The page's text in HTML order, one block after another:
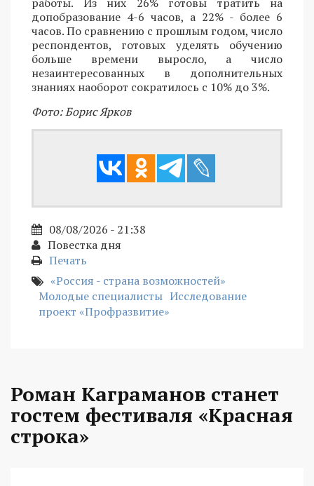
допобразование 4-6 часов, а 22% - более 6
часов. По сравнению с прошлым годом, число
респондентов, готовых уделять обучению
больше времени выросло, а число
незаинтересованных в дополнительных
знаниях наоборот сократилось с 10% до 3%.
Фото: Борис Ярков
08/08/2026 - 21:38
Повестка дня
Печать
«Россия - страна возможностей»
Молодые специалисты Исследование
проект «Профразвитие»
Роман Каграманов станет
гостем фестиваля «Красная
строка»